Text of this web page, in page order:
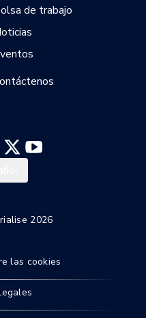
de trabajo
2026
las cookies